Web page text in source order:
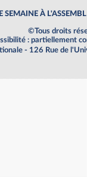
SEMAINE À
©Tous droits
: partiellement
- 126 Rue de